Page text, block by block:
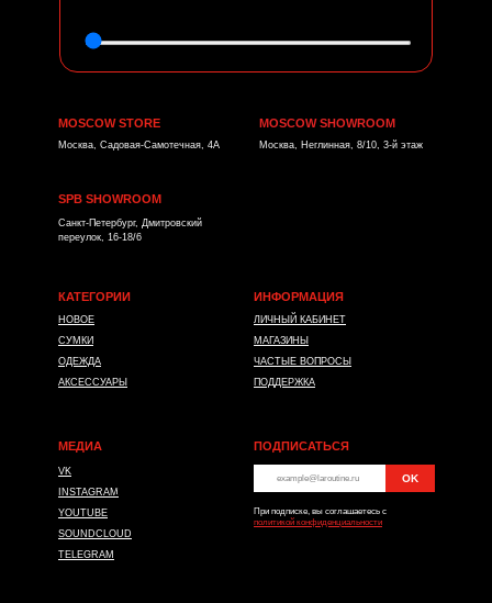
MOSCOW STORE
Москва, Садовая-Самотечная, 4А
MOSCOW SHOWROOM
Москва, Неглинная, 8/10, 3-й этаж
SPB SHOWROOM
Санкт-Петербург, Дмитровский
переулок, 16-18/6
КАТЕГОРИИ
НОВОЕ
СУМКИ
ОДЕЖДА
АКСЕССУАРЫ
ЛИЧНЫЙ КАБИНЕТ
МАГАЗИНЫ
ЧАСТЫЕ ВОПРОСЫ
ПОДДЕРЖКА
ИНФОРМАЦИЯ
VK
INSTAGRAM
YOUTUBE
SOUNDCLOUD
TELEGRAM
При подписке, вы соглашаетесь с
политикой конфиденциальности
МЕДИА ПОДПИСАТЬСЯ
OK
*